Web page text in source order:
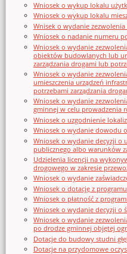
Wniosek o wykup lokalu
Wniosek o wykup lokalu
Wnisek o wydanie
Wniosek o nadanie numeru
Wniosek o wydanie
obiektów budowlanych lub
zarządzania drogami lub
Wniosek o wydanie
umieszczenia urządzeń
potrzebami zarządzania
Wniosek o wydanie
gminnej w celu prowadzenia
Wniosek o uzgodnienie
Wniosek o wydanie dowodu
Wniosek o wydanie decyzji o
publicznego albo warunków
Udzielenia licencji na
drogowego w zakresie
Wniosek o wydanie
Wniosek o dotację z
Wniosek o płatność z
Wniosek o wydanie decyzji o
Wniosek o wydanie
po drodze gminnej objętej
Dotacje do budowy studni
Dotacje na przydomowe